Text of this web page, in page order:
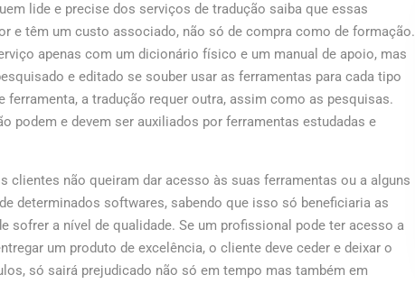
lide e precise dos serviços de tradução saiba que essas
e têm um custo associado, não só de compra como de formação.
apenas com um dicionário físico e um manual de apoio, mas
e editado se souber usar as ferramentas para cada tipo
a tradução requer outra, assim como as pesquisas.
podem e devem ser auxiliados por ferramentas estudadas e
clientes não queiram dar acesso às suas ferramentas ou a alguns
determinados softwares, sabendo que isso só beneficiaria as
sofrer a nível de qualidade. Se um profissional pode ter acesso a
um produto de excelência, o cliente deve ceder e deixar o
só sairá prejudicado não só em tempo mas também em